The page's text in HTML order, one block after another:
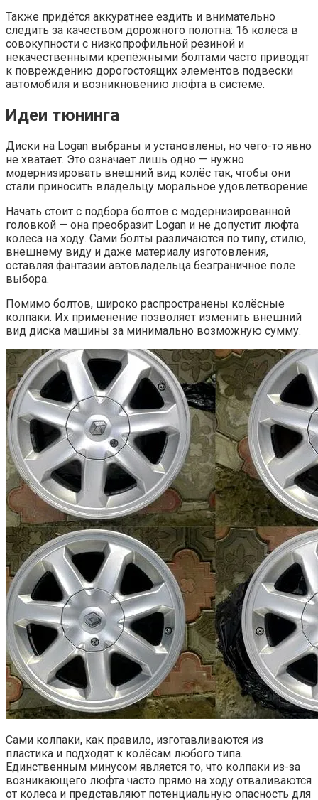
Также придётся аккуратнее ездить и внимательно
следить за качеством дорожного полотна: 16 колёса в
совокупности с низкопрофильной резиной и
некачественными крепёжными болтами часто приводят
к повреждению дорогостоящих элементов подвески
автомобиля и возникновению люфта в системе.
Идеи тюнинга
Диски на Logan выбраны и установлены, но чего-то явно
не хватает. Это означает лишь одно — нужно
модернизировать внешний вид колёс так, чтобы они
стали приносить владельцу моральное удовлетворение.
Начать стоит с подбора болтов с модернизированной
головкой — она преобразит Logan и не допустит люфта
колеса на ходу. Сами болты различаются по типу, стилю,
внешнему виду и даже материалу изготовления,
оставляя фантазии автовладельца безграничное поле
выбора.
Помимо болтов, широко распространены колёсные
колпаки. Их применение позволяет изменить внешний
вид диска машины за минимально возможную сумму.
Сами колпаки, как правило, изготавливаются из
пластика и подходят к колёсам любого типа.
Единственным минусом является то, что колпаки из-за
возникающего люфта часто прямо на ходу отваливаются
от колеса и представляют потенциальную опасность для